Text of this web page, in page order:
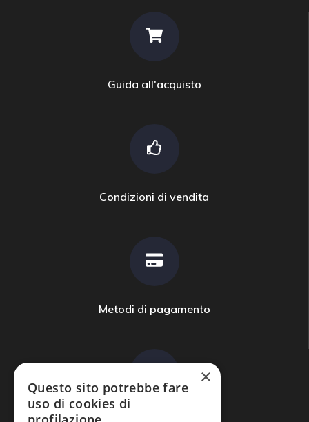
Guida all'acquisto
Condizioni di vendita
Metodi di pagamento
×
Questo sito potrebbe fare
uso di cookies di